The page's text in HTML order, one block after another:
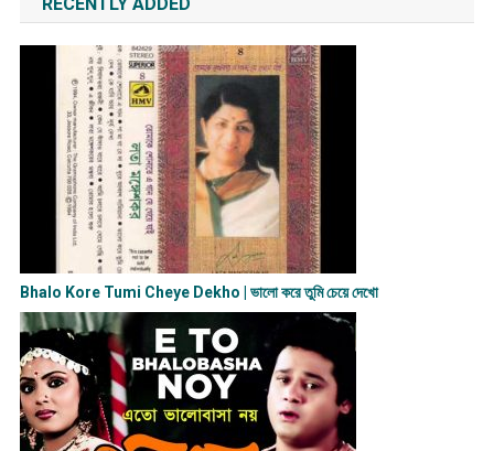
Bhalo Kore Tumi Cheye Dekho | ভালো করে তুমি চেয়ে দেখো